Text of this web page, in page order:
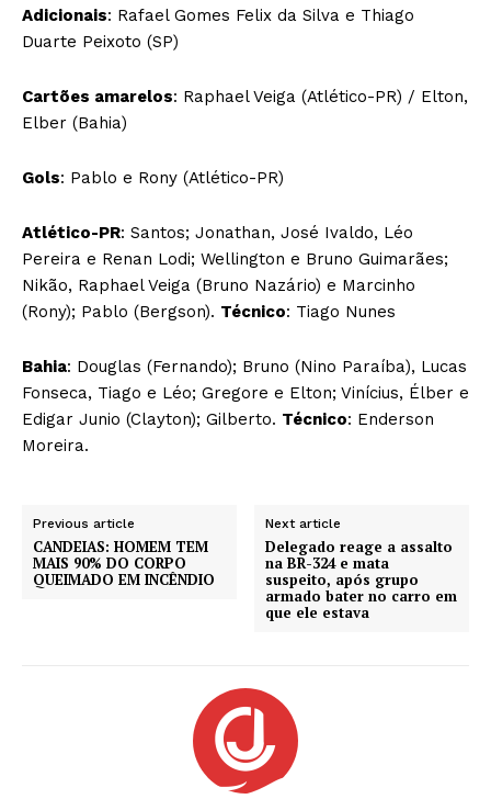
Adicionais: Rafael Gomes Felix da Silva e Thiago
Duarte Peixoto (SP)
Cartões amarelos: Raphael Veiga (Atlético-PR) / Elton,
Elber (Bahia)
Gols: Pablo e Rony (Atlético-PR)
Atlético-PR: Santos; Jonathan, José Ivaldo, Léo
Pereira e Renan Lodi; Wellington e Bruno Guimarães;
Nikão, Raphael Veiga (Bruno Nazário) e Marcinho
(Rony); Pablo (Bergson). Técnico: Tiago Nunes
Bahia: Douglas (Fernando); Bruno (Nino Paraíba), Lucas
Fonseca, Tiago e Léo; Gregore e Elton; Vinícius, Élber e
Edigar Junio (Clayton); Gilberto. Técnico: Enderson
Moreira.
Previous article
CANDEIAS: HOMEM TEM
MAIS 90% DO CORPO
QUEIMADO EM INCÊNDIO
Next article
Delegado reage a assalto
na BR-324 e mata
suspeito, após grupo
armado bater no carro em
que ele estava